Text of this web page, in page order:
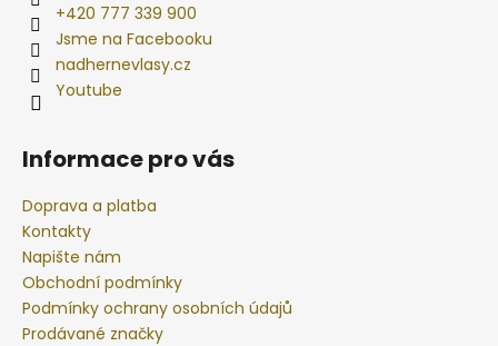
+420 777 339 900
Jsme na Facebooku
nadhernevlasy.cz
Youtube
Informace pro vás
Doprava a platba
Kontakty
Napište nám
Obchodní podmínky
Podmínky ochrany osobních údajů
Prodávané značky